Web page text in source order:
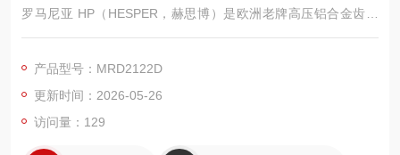
罗马尼亚 HP（HESPER，赫思博）是欧洲老牌高压铝合金齿轮
泵，技术源自德国力士乐、性价比高、低温性能强、可直接替换
广。
产品型号：MRD2122D
更新时间：2026-05-26
访问量：129